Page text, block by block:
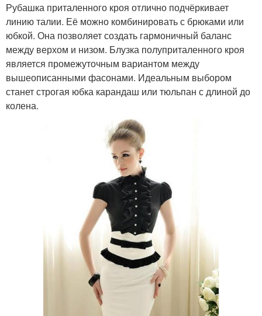
Рубашка приталенного кроя отлично подчёркивает
линию талии. Её можно комбинировать с брюками или
юбкой. Она позволяет создать гармоничный баланс
между верхом и низом. Блузка полуприталенного кроя
является промежуточным вариантом между
вышеописанными фасонами. Идеальным выбором
станет строгая юбка карандаш или тюльпан с длиной до
колена.